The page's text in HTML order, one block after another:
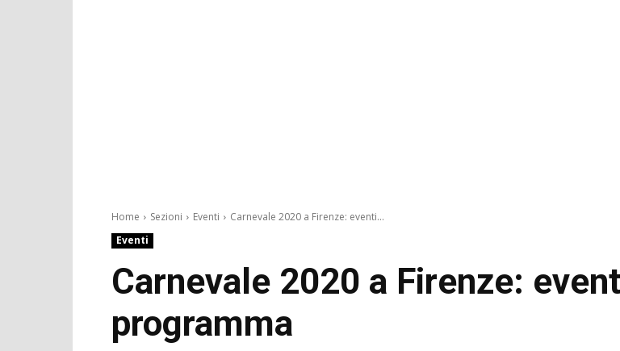
Home Sezioni Eventi
Carnevale 2020 a Firenze: eventi...
Eventi
Carnevale 2020 a Firenze:
programma